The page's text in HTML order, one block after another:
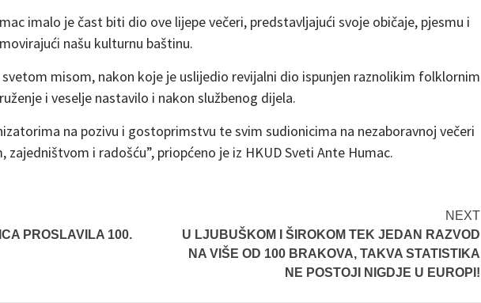
imalo je čast biti dio ove lijepe večeri, predstavljajući svoje običaje, pjesmu i
našu kulturnu baštinu.
misom, nakon koje je uslijedio revijalni dio ispunjen raznolikim folklornim
i veselje nastavilo i nakon službenog dijela.
na pozivu i gostoprimstvu te svim sudionicima na nezaboravnoj večeri
zajedništvom i radošću”, priopćeno je iz HKUD Sveti Ante Humac.
PROSLAVILA 100.
NEXT
U LJUBUŠKOM I ŠIROKOM TEK JEDAN RAZVOD
NA VIŠE OD 100 BRAKOVA, TAKVA STATISTIKA
NE POSTOJI NIGDJE U EUROPI!